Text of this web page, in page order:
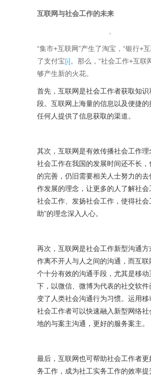
互联网与社会工作的未来
“集市+互联网”产生了淘宝，“银行+
了支付宝[i]。那么，“社会工作+互联
够产生新的火花。
首先，互联网是社会工作者获取知识
段。互联网上海量的信息以及便捷的
任何人提供了信息获取的渠道。
其次，互联网是有效传播社会工作理
社会工作在我国的发展时间还不长，
的完善，仍旧需要相关人士努力的去
作发展的理念，让更多的人了解社会
社会工作、发扬社会工作，使得社会
助”的理念深入人心。
再次，互联网是社会工作新型沟通方
作离不开人与人之间的沟通，而互联
个十分有效的沟通手段，尤其是移动
下，以微信、微博为代表的社交软件
变了人类社会沟通行为习惯。运用移
社会工作者可以快速融入新型网络社
地的与案主沟通，更好的服务案主。
最后，互联网也可帮助社会工作者更
务工作，成为社工实务工作的效率提